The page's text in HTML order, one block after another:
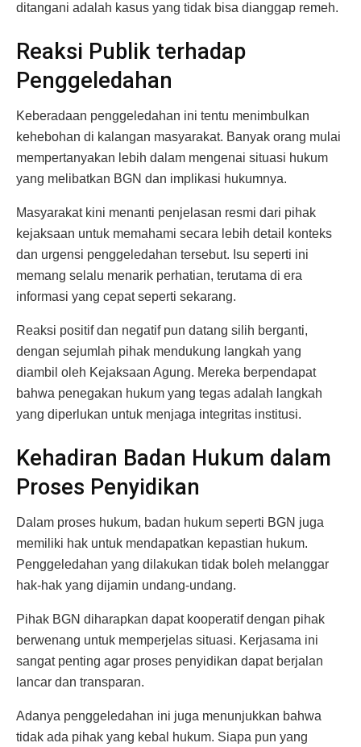
ditangani adalah kasus yang tidak bisa dianggap remeh.
Reaksi Publik terhadap
Penggeledahan
Keberadaan penggeledahan ini tentu menimbulkan
kehebohan di kalangan masyarakat. Banyak orang mulai
mempertanyakan lebih dalam mengenai situasi hukum
yang melibatkan BGN dan implikasi hukumnya.
Masyarakat kini menanti penjelasan resmi dari pihak
kejaksaan untuk memahami secara lebih detail konteks
dan urgensi penggeledahan tersebut. Isu seperti ini
memang selalu menarik perhatian, terutama di era
informasi yang cepat seperti sekarang.
Reaksi positif dan negatif pun datang silih berganti,
dengan sejumlah pihak mendukung langkah yang
diambil oleh Kejaksaan Agung. Mereka berpendapat
bahwa penegakan hukum yang tegas adalah langkah
yang diperlukan untuk menjaga integritas institusi.
Kehadiran Badan Hukum dalam
Proses Penyidikan
Dalam proses hukum, badan hukum seperti BGN juga
memiliki hak untuk mendapatkan kepastian hukum.
Penggeledahan yang dilakukan tidak boleh melanggar
hak-hak yang dijamin undang-undang.
Pihak BGN diharapkan dapat kooperatif dengan pihak
berwenang untuk memperjelas situasi. Kerjasama ini
sangat penting agar proses penyidikan dapat berjalan
lancar dan transparan.
Adanya penggeledahan ini juga menunjukkan bahwa
tidak ada pihak yang kebal hukum. Siapa pun yang